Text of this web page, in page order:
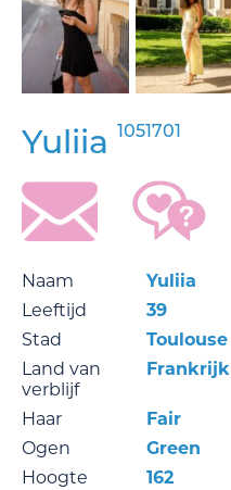
Yuliia 1051701
Naam
Yuliia
Leeftijd
39
Stad
Toulouse
Land van
verblijf
Frankrijk
Haar
Fair
Ogen
Green
Hoogte
162